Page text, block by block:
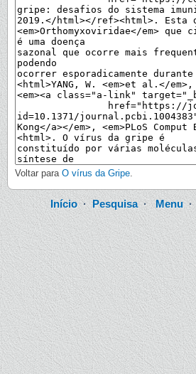
Voltar para O vírus da Gripe.
Início·Pesquisa·Menu·